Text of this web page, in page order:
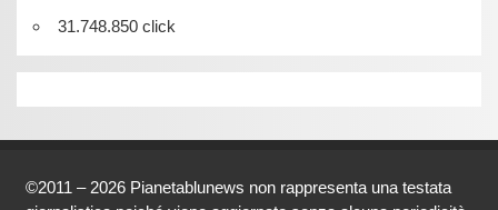
31.748.850 click
©2011 – 2026 Pianetablunews non rappresenta una testata